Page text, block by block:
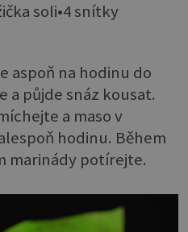
soli•4 snítky
aspoň na hodinu do
a půjde snáz kousat.
a maso v
hodinu. Během
marinády potírejte.